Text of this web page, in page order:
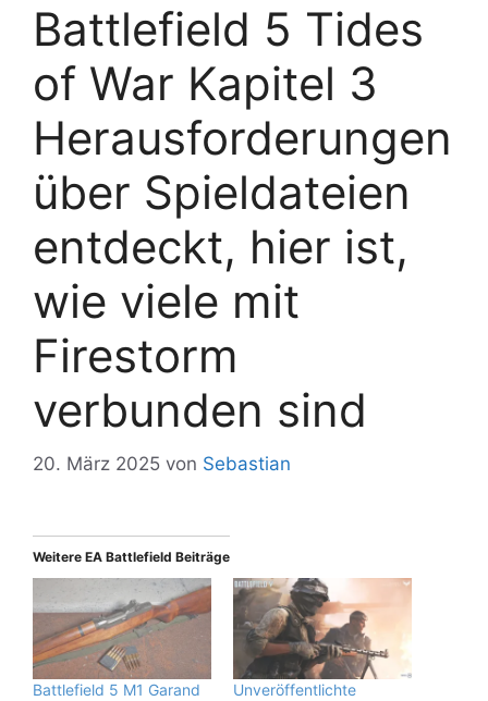
Battlefield 5 Tides
of War Kapitel 3
Herausforderungen
über Spieldateien
entdeckt, hier ist,
wie viele mit
Firestorm
verbunden sind
20. März 2025 von Sebastian
Weitere EA Battlefield Beiträge
Battlefield 5 M1 Garand
Unveröffentlichte